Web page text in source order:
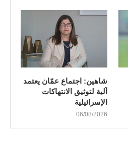
شاهين: اجتماع عمّان يعتمد
آلية لتوثيق الانتهاكات
الإسرائيلية
06/08/2026